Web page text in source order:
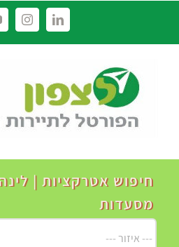
LinkedIn
חיפוש אטרקציות |
מסעדות